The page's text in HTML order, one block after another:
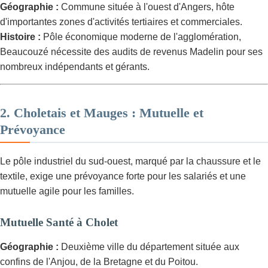
Géographie : Commune située à l'ouest d'Angers, hôte
d'importantes zones d'activités tertiaires et commerciales.
Histoire : Pôle économique moderne de l'agglomération,
Beaucouzé nécessite des audits de revenus Madelin pour ses
nombreux indépendants et gérants.
2. Choletais et Mauges : Mutuelle et
Prévoyance
Le pôle industriel du sud-ouest, marqué par la chaussure et le
textile, exige une prévoyance forte pour les salariés et une
mutuelle agile pour les familles.
Mutuelle Santé à Cholet
Géographie : Deuxième ville du département située aux
confins de l'Anjou, de la Bretagne et du Poitou.